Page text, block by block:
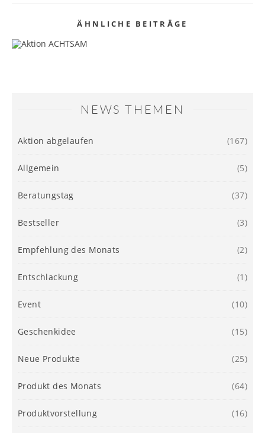
ÄHNLICHE BEITRÄGE
ACHTSAM NATURKOSMETIK AKTION
NEWS THEMEN
Aktion abgelaufen (167)
Allgemein (5)
Beratungstag (37)
Bestseller (3)
Empfehlung des Monats (2)
Entschlackung (1)
Event (10)
Geschenkidee (15)
Neue Produkte (25)
Produkt des Monats (64)
Produktvorstellung (16)